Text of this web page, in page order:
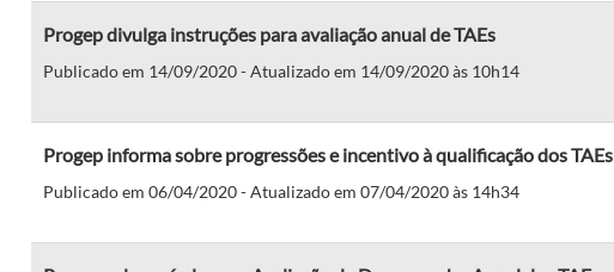
Progep divulga instruções para avaliação anual de TAEs
Publicado em 14/09/2020 - Atualizado em 14/09/2020 às 10h14
Progep informa sobre progressões e incentivo à qualificação dos TAEs
Publicado em 06/04/2020 - Atualizado em 07/04/2020 às 14h34